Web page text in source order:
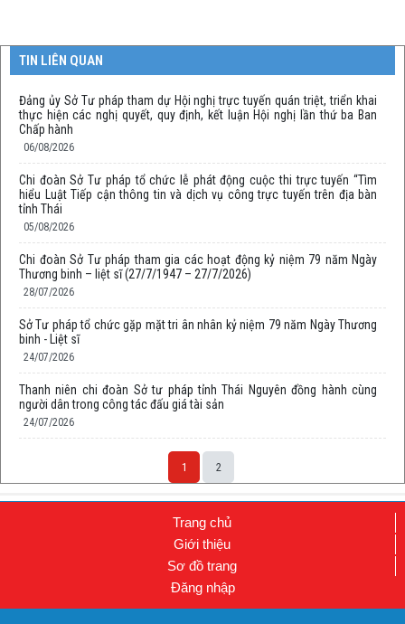
TIN LIÊN QUAN
Đảng ủy Sở Tư pháp tham dự Hội nghị trực tuyến quán triệt, triển khai
thực hiện các nghị quyết, quy định, kết luận Hội nghị lần thứ ba Ban
Chấp hành
06/08/2026
Chi đoàn Sở Tư pháp tổ chức lễ phát động cuộc thi trực tuyến “Tìm
hiểu Luật Tiếp cận thông tin và dịch vụ công trực tuyến trên địa bàn
tỉnh Thái
05/08/2026
Chi đoàn Sở Tư pháp tham gia các hoạt động kỷ niệm 79 năm Ngày
Thương binh – liệt sĩ (27/7/1947 – 27/7/2026)
28/07/2026
Sở Tư pháp tổ chức gặp mặt tri ân nhân kỷ niệm 79 năm Ngày Thương
binh - Liệt sĩ
24/07/2026
Thanh niên chi đoàn Sở tư pháp tỉnh Thái Nguyên đồng hành cùng
người dân trong công tác đấu giá tài sản
24/07/2026
1 2
Trang chủ
Giới thiệu
Sơ đồ trang
Đăng nhập